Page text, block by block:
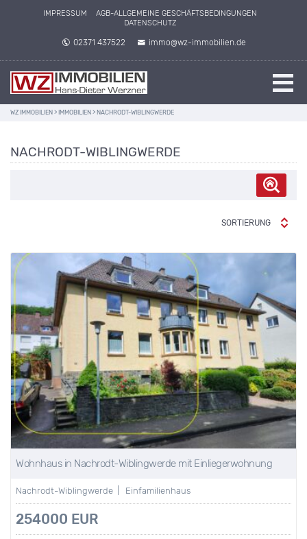
IMPRESSUM
AGB-ALLGEMEINE GESCHÄFTSBEDINGUNGEN
DATENSCHUTZ
02371 437522 immo@wz-immobilien.de
WZ IMMOBILIEN > IMMOBILIEN > NACHRODT-WIBLINGWERDE
NACHRODT-WIBLINGWERDE
SORTIERUNG
Wohnhaus in Nachrodt-Wiblingwerde mit Einliegerwohnung
Nachrodt-Wiblingwerde | Einfamilienhaus
254000 EUR